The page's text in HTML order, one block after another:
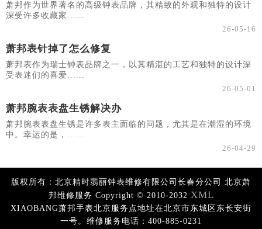
萧邦作为世界著名的高级钟表品牌，其精致的外观和独特的设计
深受许多收藏家......
26-05-16
萧邦表针掉了怎么修复
萧邦表作为瑞士钟表品牌之一，以其精湛的工艺和独特的设计深
受表迷们的喜爱......
26-05-01
萧邦腕表表盘生锈解决办
萧邦腕表表盘生锈是许多表主面临的问题，尤其是在潮湿的环境
中。幸运的是，......
26-04-29
版权所有：北京精时翡丽钟表维修有限公司长春分公司 北京萧
邦维修服务 Copyright © 2010-2032 XML
XIAOBANG萧邦手表北京服务点地址在北京市东城区东长安街
一号。维修服务电话：400-885-0231